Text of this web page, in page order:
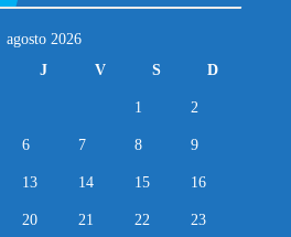
agosto 2026
J V S D
1 2
6 7 8 9
13 14 15 16
20 21 22 23